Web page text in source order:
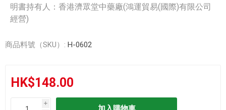
明書持有人：香港濟眾堂中藥廠(鴻運貿易(國際)有限公司
經營)
商品料號（SKU）: H-0602
HK$148.00
i